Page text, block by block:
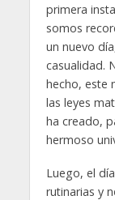
primera
somos
un nuevo
casualidad.
hecho, este
las leyes
ha creado,
hermoso
Luego, el
rutinarias y